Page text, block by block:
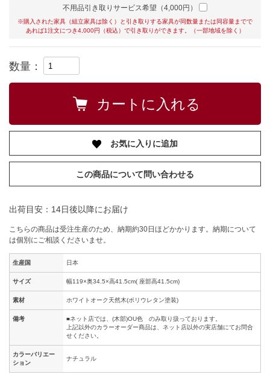
不用品引き取りサービス希望（4,000円）
※購入された家具（組立家具は除く）と引き取りする家具が同数量または同容量までで
あれば1注文につき4,000円（税込）で引き取りができます。（一部地域を除く）
数量：
お気に入りに追加
この商品について問い合わせる
出荷目安：14日後以降にお届け
こちらの商品は受注生産のため、納期約30日ほどかかります。納期について
は個別にご相談くださいませ。
生産国 日本
サイズ 幅119×奥34.5×高41.5cm( 座部高41.5cm)
素材 ホワイトオーク天然木(ポリウレタン塗装)
備考
■ネット店では、(木部)OU色 のみ取り扱っております。
上記以外のカラーオーダー商品は、ネット店以外の実店舗にてお問合
せください。
カラーバリエー
ション
ナチュラル